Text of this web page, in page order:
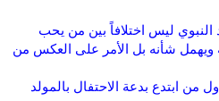
النبوي ليس اختلافاً بين من يحب
شأنه بل الأمر على العكس من
من ابتدع بدعة الاحتفال بالمولد